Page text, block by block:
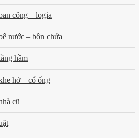
công – logia
nước – bồn chứa
hầm
hở – cổ ống
cũ